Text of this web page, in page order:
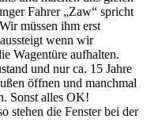
Fahrer „Zaw“ spricht
müssen ihm erst
wenn wir
Wagentüre aufhalten.
und nur ca. 15 Jahre
öffnen und manchmal
Sonst alles OK!
stehen die Fenster bei der